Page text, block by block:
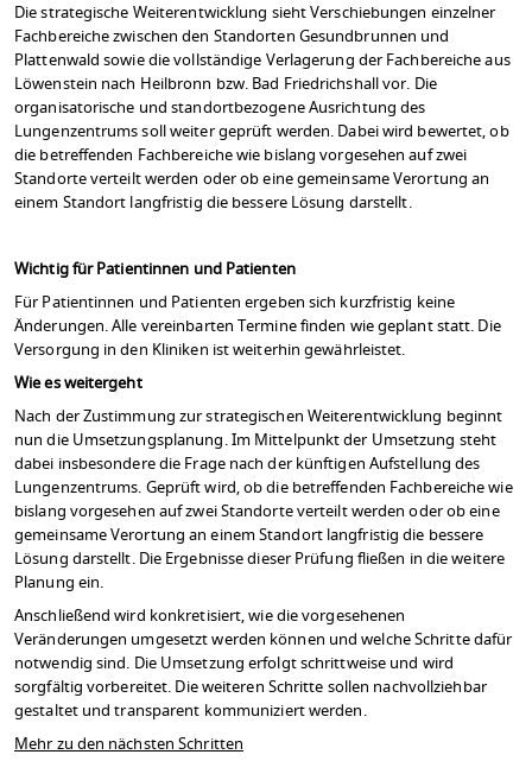
Die strategische Weiterentwicklung sieht Verschiebungen einzelner
Fachbereiche zwischen den Standorten Gesundbrunnen und
Plattenwald sowie die vollständige Verlagerung der Fachbereiche aus
Löwenstein nach Heilbronn bzw. Bad Friedrichshall vor. Die
organisatorische und standortbezogene Ausrichtung des
Lungenzentrums soll weiter geprüft werden. Dabei wird bewertet, ob
die betreffenden Fachbereiche wie bislang vorgesehen auf zwei
Standorte verteilt werden oder ob eine gemeinsame Verortung an
einem Standort langfristig die bessere Lösung darstellt.
Wichtig für Patientinnen und Patienten
Für Patientinnen und Patienten ergeben sich kurzfristig keine
Änderungen. Alle vereinbarten Termine finden wie geplant statt. Die
Versorgung in den Kliniken ist weiterhin gewährleistet.
Wie es weitergeht
Nach der Zustimmung zur strategischen Weiterentwicklung beginnt
nun die Umsetzungsplanung. Im Mittelpunkt der Umsetzung steht
dabei insbesondere die Frage nach der künftigen Aufstellung des
Lungenzentrums. Geprüft wird, ob die betreffenden Fachbereiche wie
bislang vorgesehen auf zwei Standorte verteilt werden oder ob eine
gemeinsame Verortung an einem Standort langfristig die bessere
Lösung darstellt. Die Ergebnisse dieser Prüfung fließen in die weitere
Planung ein.
Anschließend wird konkretisiert, wie die vorgesehenen
Veränderungen umgesetzt werden können und welche Schritte dafür
notwendig sind. Die Umsetzung erfolgt schrittweise und wird
sorgfältig vorbereitet. Die weiteren Schritte sollen nachvollziehbar
gestaltet und transparent kommuniziert werden.
Mehr zu den nächsten Schritten